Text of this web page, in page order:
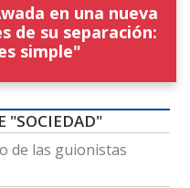
en una nueva
de su separación:
simple"
"SOCIEDAD"
de las guionistas